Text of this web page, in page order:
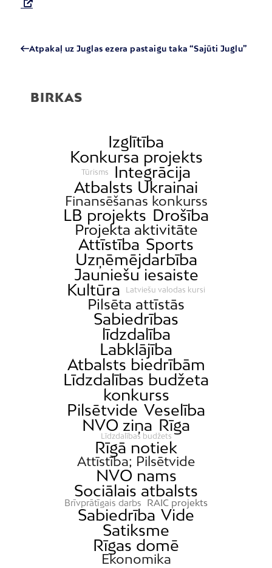
Atpakaļ uz Juglas ezera pastaigu taka “Sajūti Juglu”
BIRKAS
Izglītība
Konkursa projekts
Tūrisms
Integrācija
Atbalsts Ukrainai
Finansēšanas konkurss
LB projekts Drošība
Projekta aktivitāte
Attīstība Sports
Uzņēmējdarbība
Jauniešu iesaiste
Kultūra
Latviešu valodas kursi
Pilsēta attīstās
Sabiedrības
līdzdalība
Labklājība
Atbalsts biedrībām
Līdzdalības budžeta
konkurss
Pilsētvide Veselība
NVO ziņa Rīga
Līdzdalības budžets
Rīgā notiek
Attīstība; Pilsētvide
NVO nams
Sociālais atbalsts
Brīvprātīgais darbs RAIC projekts
Sabiedrība Vide
Satiksme
Rīgas domē
Ekonomika